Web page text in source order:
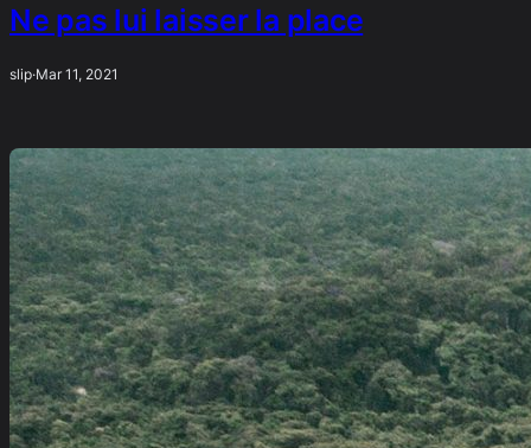
Ne pas lui laisser la place
slip·Mar 11, 2021